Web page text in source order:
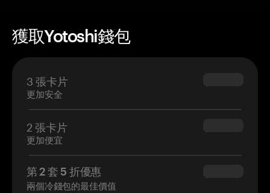
獲取Yotoshi錢包
3 張卡片
更加安全
$69.90
2 張卡片
更加便宜
$54.90
第 2 套 5 折優惠
兩個冷錢包的最佳價值
$34.95